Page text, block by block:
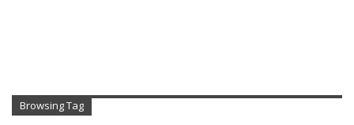
Browsing Tag